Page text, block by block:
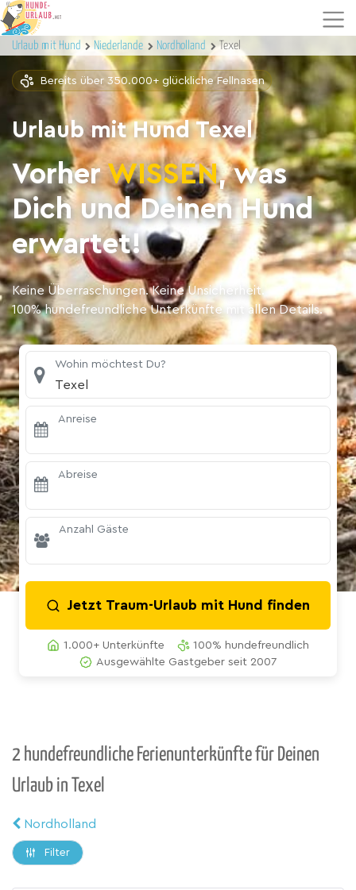
Urlaub mit Hund Niederlande Nordholland Texel
Bereits über 350.000+ glückliche Fellnasen
Urlaub mit Hund Texel
VorherWISSEN, was
Dich und Deinen Hund
erwartet!
Keine Überraschungen. Keine Unsicherheit.
100% hundefreundliche Unterkünfte mit allen Details.
Wohin möchtest Du?
Texel
Anreise
Abreise
Anzahl Gäste
Jetzt Traum-Urlaub mit Hund finden
1.000+ Unterkünfte
100% hundefreundlich
Ausgewählte Gastgeber seit 2007
2 hundefreundliche Ferienunterkünfte für Deinen
Urlaub in Texel
Nordholland
Filter